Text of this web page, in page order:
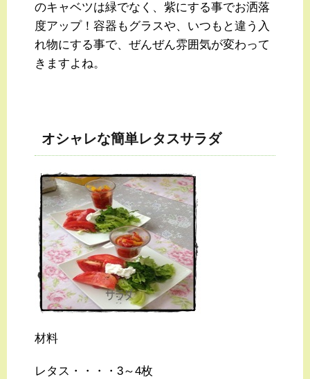
のキャベツは緑でなく、紫にする事でお洒落
度アップ！容器もグラスや、いつもと違う入
れ物にする事で、ぜんぜん雰囲気が変わって
きますよね。
オシャレな簡単レタスサラダ
材料
レタス・・・・3～4枚